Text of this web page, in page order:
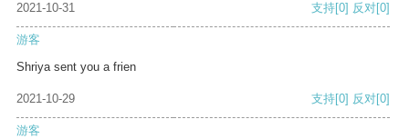
2021-10-31 支持[0] 反对[0]
游客
Shriya sent you a frien
2021-10-29 支持[0] 反对[0]
游客